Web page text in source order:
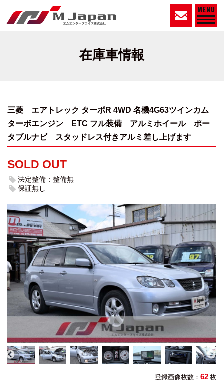
MENU
在庫車情報
三菱 エアトレック ターボR 4WD 名機4G63ツインカム
ターボエンジン
ETC フル装備 アルミホイール ポー
タブルナビ スタッドレス付きアルミ差し上げます
SOLD OUT
法定整備：整備無
保証無し
登録画像枚数： 62 枚